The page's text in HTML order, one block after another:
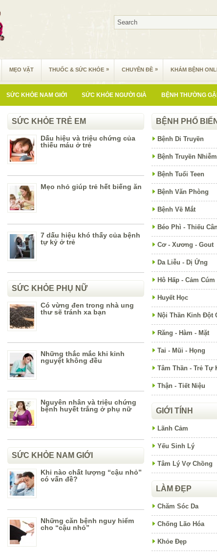
MẸO VẶT THUỐC & SỨC KHỎE » CHUYÊN ĐỀ » KHÁM BỆNH
SỨC KHỎE NAM GIỚI SỨC KHỎE NGƯỜI GIÀ BỆNH THƯỜNG
SỨC KHỎE TRẺ EM
Dấu hiệu và triệu chứng của
thiếu máu ở trẻ
Mẹo nhỏ giúp trẻ hết biếng ăn
7 dấu hiệu khó thấy của bệnh
tự kỷ ở trẻ
SỨC KHỎE PHỤ NỮ
Có vừng đen trong nhà ung
thư sẽ tránh xa bạn
Những thắc mắc khi kinh
nguyệt không đều
Nguyên nhân và triệu chứng
bệnh huyết trắng ở phụ nữ
SỨC KHỎE NAM GIỚI
Khi nào chất lượng “cậu nhỏ”
có vấn đề?
Những căn bệnh nguy hiểm
cho “cậu nhỏ”
BỆNH PHỔ BIẾN
Bệnh Di Truyền
Bệnh Truyền Nhiễm
Bệnh Tuổi Teen
Bệnh Văn Phòng
Bệnh Về Mắt
Béo Phì - Thiếu
Cơ - Xương - Gout
Da Liễu - Dị Ứng
Hô Hấp - Cảm Cúm
Huyết Học
Nội Thần Kinh Đột
Răng - Hàm - Mặt
Tai - Mũi - Họng
Tâm Thần - Trẻ Tự
Thận - Tiết Niệu
GIỚI TÍNH
Lãnh Cảm
Yếu Sinh Lý
Tâm Lý Vợ Chồng
LÀM ĐẸP
Chăm Sóc Da
Chống Lão Hóa
Khỏe Đẹp